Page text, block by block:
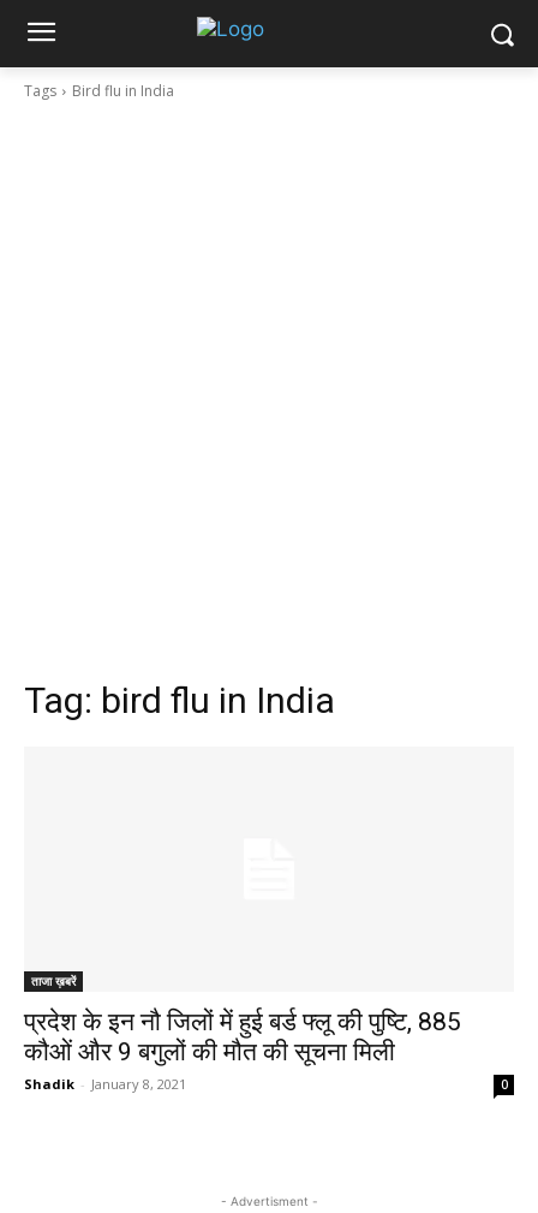
Tags Bird flu in India
Tag: bird flu in India
ताजा ख़बरें
प्रदेश के इन नौ जिलों में हुई बर्ड फ्लू की पुष्टि, 885
कौओं और 9 बगुलों की मौत की सूचना मिली
Shadik - January 8, 2021 0
- Advertisment -